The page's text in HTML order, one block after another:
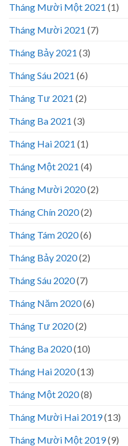
Tháng Mười Một 2021 (1)
Tháng Mười 2021 (7)
Tháng Bảy 2021 (3)
Tháng Sáu 2021 (6)
Tháng Tư 2021 (2)
Tháng Ba 2021 (3)
Tháng Hai 2021 (1)
Tháng Một 2021 (4)
Tháng Mười 2020(2)
Tháng Chín 2020(2)
Tháng Tám 2020(6)
Tháng Bảy 2020(2)
Tháng Sáu 2020(7)
Tháng Năm 2020(6)
Tháng Tư 2020(2)
Tháng Ba 2020(10)
Tháng Hai 2020(13)
Tháng Một 2020(8)
Tháng Mười Hai 2019(13)
Tháng Mười Một 2019(9)